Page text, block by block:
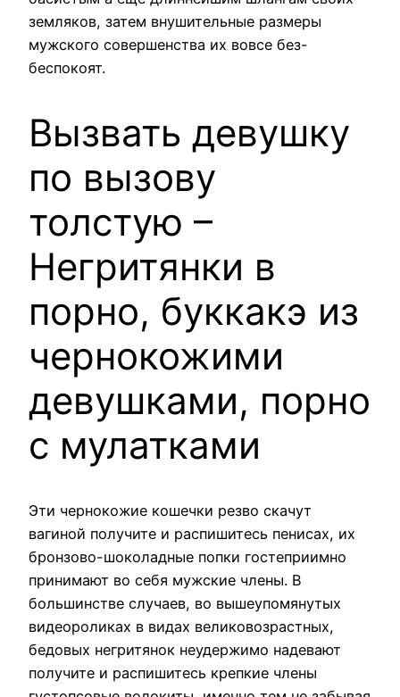
земляков, затем внушительные размеры
мужского совершенства их вовсе без-
беспокоят.
Вызвать девушку
по вызову
толстую –
Негритянки в
порно, буккакэ из
чернокожими
девушками, порно
с мулатками
Эти чернокожие кошечки резво скачут
вагиной получите и распишитесь пенисах, их
бронзово-шоколадные попки гостеприимно
принимают во себя мужские члены. В
большинстве случаев, во вышеупомянутых
видеороликах в видах великовозрастных,
бедовых негритянок неудержимо надевают
получите и распишитесь крепкие члены